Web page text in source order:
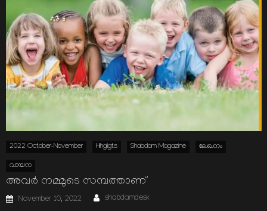
2022 October-November Hihgligts Shabdam Magazine ലേഖനം
വായന
അവര്‍ നമ്മുടെ സമ്പത്താണ്
Posted
on
November 10, 2022 Author
shabdamdesk